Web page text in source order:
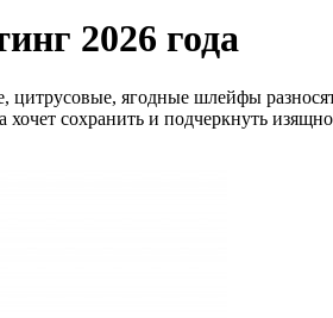
2026 года
цитрусовые, ягодные шлейфы
сохранить и подчеркнуть